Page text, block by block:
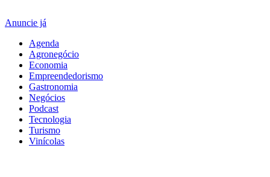
Anuncie já
Agenda
Agronegócio
Economia
Empreendedorismo
Gastronomia
Negócios
Podcast
Tecnologia
Turismo
Vinícolas